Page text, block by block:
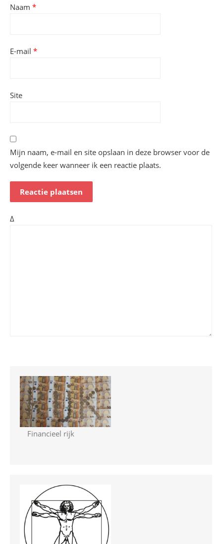
Naam *
E-mail *
Site
Mijn naam, e-mail en site opslaan in deze browser voor de
volgende keer wanneer ik een reactie plaats.
Δ
Financieel rijk